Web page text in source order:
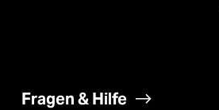
Fragen & Hilfe